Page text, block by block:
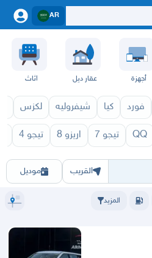
AR
أجهزة عقار ديل اثاث
فورد كيا شيفروليه لكزس
QQ تيجو 7 اريزو 8 تيجو 4
تبوك القصيمحائل أبها الباحة
القريب موديل
تشيري 2027 تشيري
المزيد